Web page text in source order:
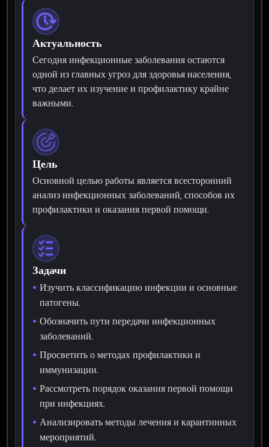
Актуальность
Сегодня инфекционные заболевания остаются
одной из главных угроз для здоровья населения,
что делает их изучение и профилактику крайне
важными.
Цель
Основной целью работы является всесторонний
анализ инфекционных заболеваний, способов их
профилактики и оказания первой помощи.
Задачи
Изучить классификацию инфекции и основные
патогены.
Обозначить пути передачи инфекционных
заболеваний.
Просветить о методах профилактики и
иммунизации.
Рассмотреть порядок оказания первой помощи
при инфекциях.
Анализировать методы лечения и карантинных
мероприятий.